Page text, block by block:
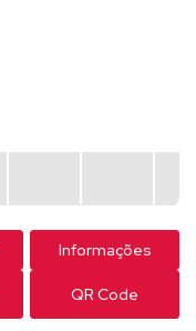
Informações
QR Code